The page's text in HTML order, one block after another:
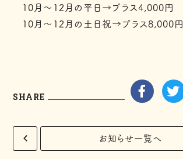
10月〜12月の平日→プラス4,000円
10月〜12月の土日祝→プラス8,000円
SHARE
お知らせ一覧へ